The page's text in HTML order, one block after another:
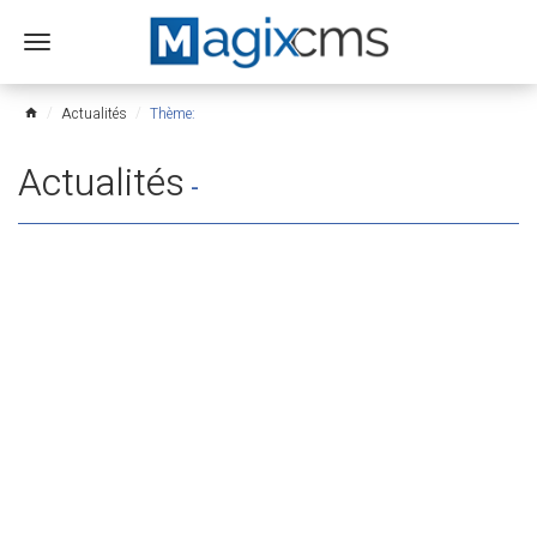
Ouvrir
menu
home Actualités Thème:
Actualités -